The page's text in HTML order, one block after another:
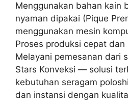
Menggunakan bahan kain
nyaman dipakai (Pique
menggunakan mesin
Proses produksi cepat dan
Melayani pemesanan dari
Stars Konveksi — solusi
kebutuhan seragam
dan instansi dengan